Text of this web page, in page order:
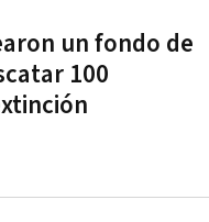
un fondo de
100